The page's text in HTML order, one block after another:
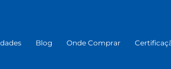
Blog Onde Comprar